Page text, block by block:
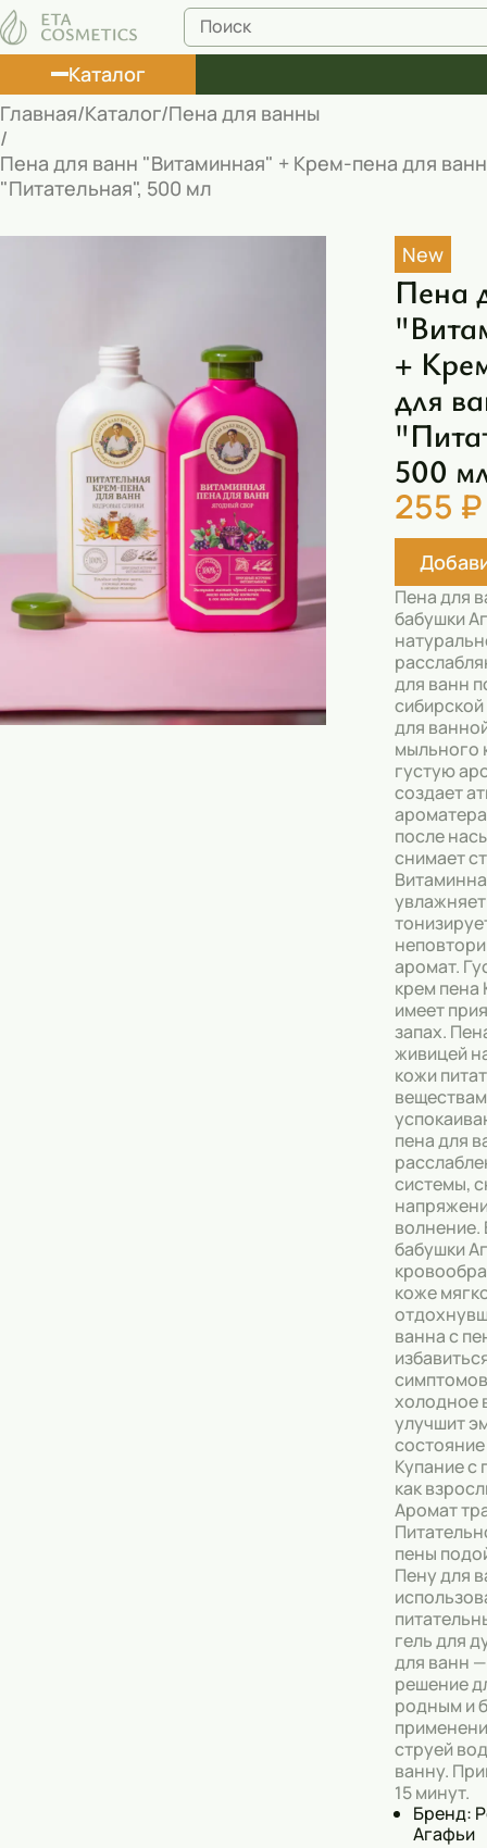
Каталог
Лосьоны
Туши
Корректоры
Масла
Пена для ванны
Румяна
Скрабы
Блески
Гели
Восковые полоски
Спреи
Главная Каталог Пена для ванны
Пена для ванн "Витаминная" + Крем-пена для ванн
"Питательная", 500 мл
New
Пена
+
для
500
255 ₽
Пена для
бабушки
для ванн
для
мыльного
густую
создает
после
снимает
аромат.
крем пена
имеет
запах.
живицей
кожи
пена для
системы,
волнение.
бабушки
коже
ванна с
холодное
улучшит
Купание с
как
Аромат
пены
Пену для
гель для
для ванн
решение
родным и
струей
ванну.
15 минут.
Бренд:
Агафьи